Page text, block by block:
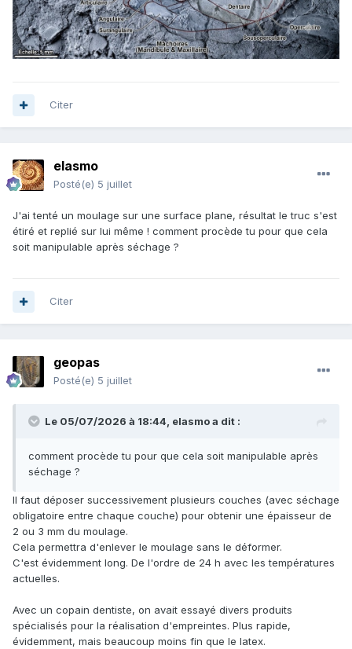
Citer
elasmo
Posté(e) 5 juillet
J'ai tenté un moulage sur une surface plane, résultat le truc s'est
étiré et replié sur lui même ! comment procède tu pour que cela
soit manipulable après séchage ?
Citer
geopas
Posté(e) 5 juillet
Le 05/07/2026 à 18:44, elasmoa dit :
comment procède tu pour que cela soit manipulable après
séchage ?
Il faut déposer successivement plusieurs couches (avec séchage
obligatoire entre chaque couche) pour obtenir une épaisseur de
2 ou 3 mm du moulage.
Cela permettra d'enlever le moulage sans le déformer.
C'est évidemment long. De l'ordre de 24 h avec les températures
actuelles.
Avec un copain dentiste, on avait essayé divers produits
spécialisés pour la réalisation d'empreintes. Plus rapide,
évidemment, mais beaucoup moins fin que le latex.